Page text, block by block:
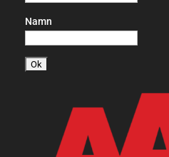
Namn